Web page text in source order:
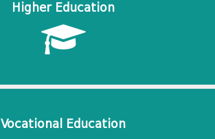
Higher Education
Vocational Education